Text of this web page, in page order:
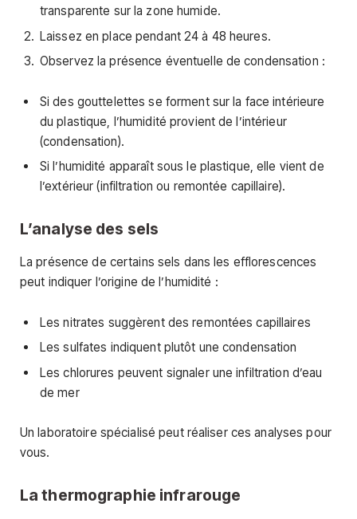
transparente sur la zone humide.
Laissez en place pendant 24 à 48 heures.
Observez la présence éventuelle de condensation :
Si des gouttelettes se forment sur la face intérieure
du plastique, l’humidité provient de l’intérieur
(condensation).
Si l’humidité apparaît sous le plastique, elle vient de
l’extérieur (infiltration ou remontée capillaire).
L’analyse des sels
La présence de certains sels dans les efflorescences
peut indiquer l’origine de l’humidité :
Les nitrates suggèrent des remontées capillaires
Les sulfates indiquent plutôt une condensation
Les chlorures peuvent signaler une infiltration d’eau
de mer
Un laboratoire spécialisé peut réaliser ces analyses pour
vous.
La thermographie infrarouge